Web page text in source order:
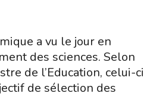
a vu le jour en
des sciences. Selon
de l’Education, celui-ci
de sélection des